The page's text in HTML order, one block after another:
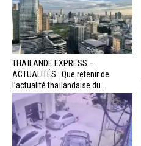
THAÏLANDE EXPRESS –
ACTUALITÉS : Que retenir de
l’actualité thaïlandaise du...